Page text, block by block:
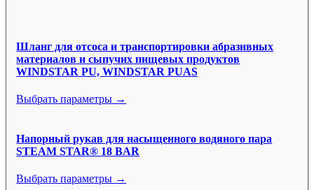
Шланг для отсоса и транспортировки абразивных
материалов и сыпучих пищевых продуктов
WINDSTAR PU, WINDSTAR PUAS
Выбрать параметры →
Напорный рукав для насыщенного водяного пара
STEAM STAR® 18 BAR
Выбрать параметры →